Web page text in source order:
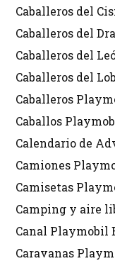
Caballeros del
Caballeros del
Caballeros del
Caballeros del
Caballeros
Caballos
Calendario de
Camiones
Camisetas
Camping y aire
Canal Playmobil
Caravanas